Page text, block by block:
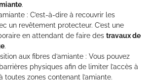
.
: C’est-à-dire à recouvrir les
un revêtement protecteur. C’est une
en attendant de faire des travaux de
.
aux fibres d’amiante : Vous pouvez
physiques afin de limiter l’accès à
toutes zones contenant l’amiante.